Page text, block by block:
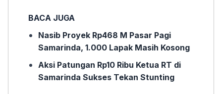
BACA JUGA
Nasib Proyek Rp468 M Pasar Pagi
Samarinda, 1.000 Lapak Masih Kosong
Aksi Patungan Rp10 Ribu Ketua RT di
Samarinda Sukses Tekan Stunting